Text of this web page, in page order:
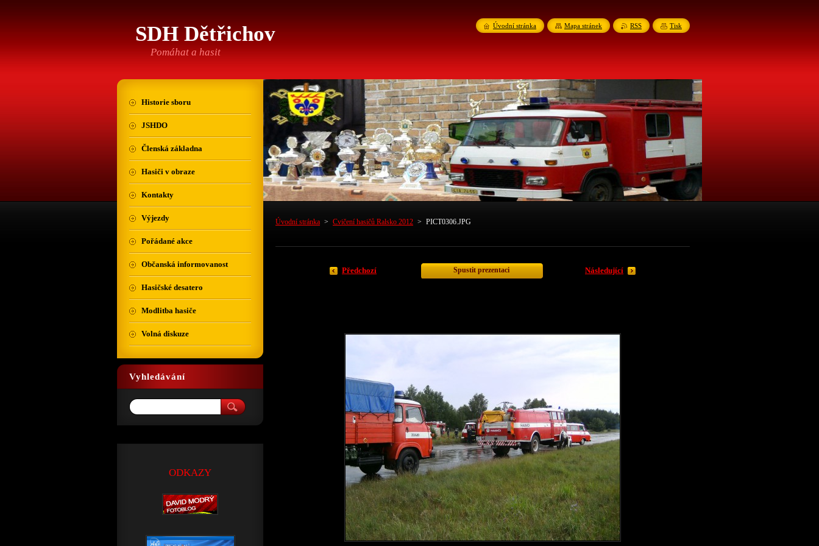
SDH Dětřichov
Pomáhat a hasit
Úvodní stránka > Cvičení hasičů Ralsko 2012 > PICT0306.JPG
Předchozí Spustit prezentaci Následující
Historie sboru
JSHDO
Členská základna
Hasiči v obraze
Kontakty
Výjezdy
Pořádané akce
Občanská informovanost
Hasičské desatero
Modlitba hasiče
Volná diskuze
Vyhledávání
ODKAZY
Úvodní stránka Mapa stránek RSS Tisk